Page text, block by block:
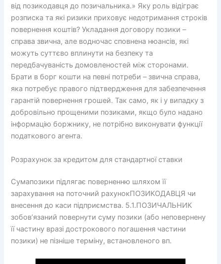
від позикодавця до позичальника.» Яку роль відіграє
розписка та які ризики приховує недотримання строків
повернення коштів? Укладання договору позики –
справа звична, але водночас сповнена нюансів, які
можуть суттєво вплинути на безпеку та
передбачуваність домовленостей між сторонами.
Брати в борг кошти на певні потреби – звична справа,
яка потребує правого підтвердження для забезпечення
гарантій повернення грошей. Так само, як і у випадку з
добровільно прощеними позиками, якщо було надано
інформацію боржнику, не потрібно виконувати функції
податкового агента.
Розрахунок за кредитом для стандартної ставки
Сумапозики підлягає поверненню шляхом її
зарахування на поточний рахунокПОЗИКОДАВЦЯ чи
внесення до каси підприємства. 5.1.ПОЗИЧАЛЬНИК
зобов’язаний повернути суму позики (або неповернену
її частину вразі дострокового погашення частини
позики) не пізніше терміну, встановленого вп.